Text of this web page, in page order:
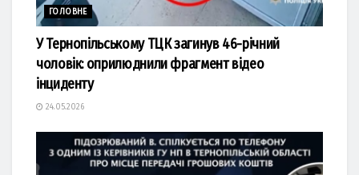
ГОЛОВНЕ
У Тернопільському ТЦК загинув 46-річний
чоловік: оприлюднили фрагмент відео
інциденту
24.05.2026